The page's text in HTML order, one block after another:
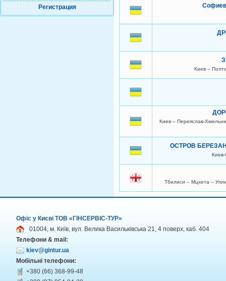
Регистрация
Киев –
Киев – Переяслав-
ОСТРОВ
Тбилиси – Мцхета –
Офіс у Києві ТОВ «ГІНСЕРВІС-ТУР»
01004, м. Київ, вул. Велика Васильківська 21, 4 поверх, каб. 404
Телефони & mail:
kiev@gintur.ua
Мобільні телефони:
+380 (66) 368-99-48